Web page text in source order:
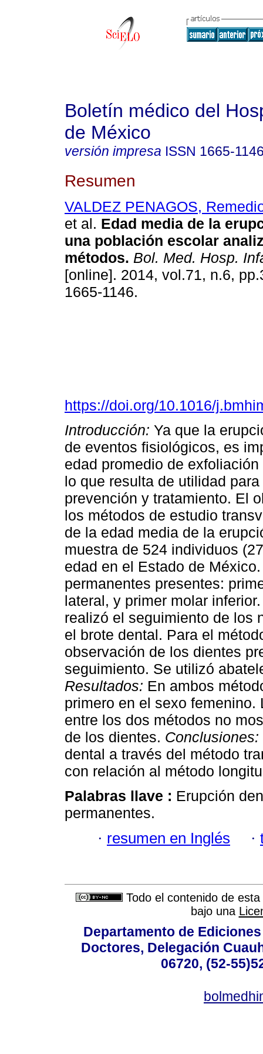
Boletín médico del
de México
versión impresa ISSN 1665-
Resumen
VALDEZ PENAGOS,
et al. Edad media de la
una población escolar
métodos. Bol. Med. Hosp.
[online]. 2014, vol.71, n.6,
1665-1146.
https://doi.org/10.1016/
Introducción: Ya que la
de eventos fisiológicos, es
edad promedio de
lo que resulta de utilidad
prevención y tratamiento. El
los métodos de estudio
de la edad media de la
muestra de 524 individuos
edad en el Estado de
permanentes presentes:
lateral, y primer molar
realizó el seguimiento de los
el brote dental. Para el
observación de los dientes
seguimiento. Se utilizó
Resultados: En ambos
primero en el sexo
entre los dos métodos no
de los dientes. Conclusiones:
dental a través del método
con relación al método
Palabras llave : Erupción
permanentes.
· resumen en Inglés ·
Todo el contenido de
bajo una
Departamento de
Doctores, Delegación
06720, (52-